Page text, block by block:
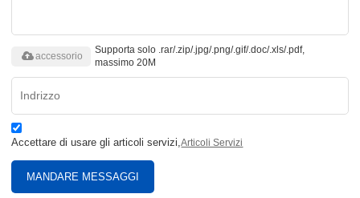
Supporta solo .rar/.zip/.jpg/.png/.gif/.doc/.xls/.pdf,
massimo 20M
accessorio
Accettare di usare gli articoli servizi,Articoli Servizi
MANDARE MESSAGGI